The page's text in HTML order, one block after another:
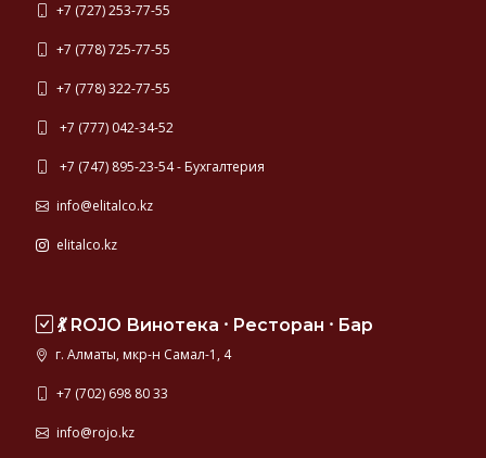
+7 (727) 253-77-55
+7 (778) 725-77-55
+7 (778) 322-77-55
+7 (777) 042-34-52
+7 (747) 895-23-54 - Бухгалтерия
info@elitalco.kz
elitalco.kz
💃 ROJO Винотека ⸱ Ресторан ⸱ Бар
г. Алматы, мкр-н Самал-1, 4
+7 (702) 698 80 33
info@rojo.kz